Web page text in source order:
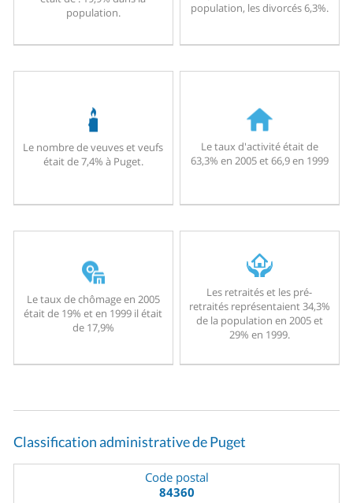
population.
population, les divorcés 6,3%.
Le nombre de veuves et veufs
était de 7,4% à Puget.
Le taux d'activité était de
63,3% en 2005 et 66,9 en 1999
Le taux de chômage en 2005
était de 19% et en 1999 il était
de 17,9%
Les retraités et les pré-
retraités représentaient 34,3%
de la population en 2005 et
29% en 1999.
Classification administrative de Puget
Code postal
84360